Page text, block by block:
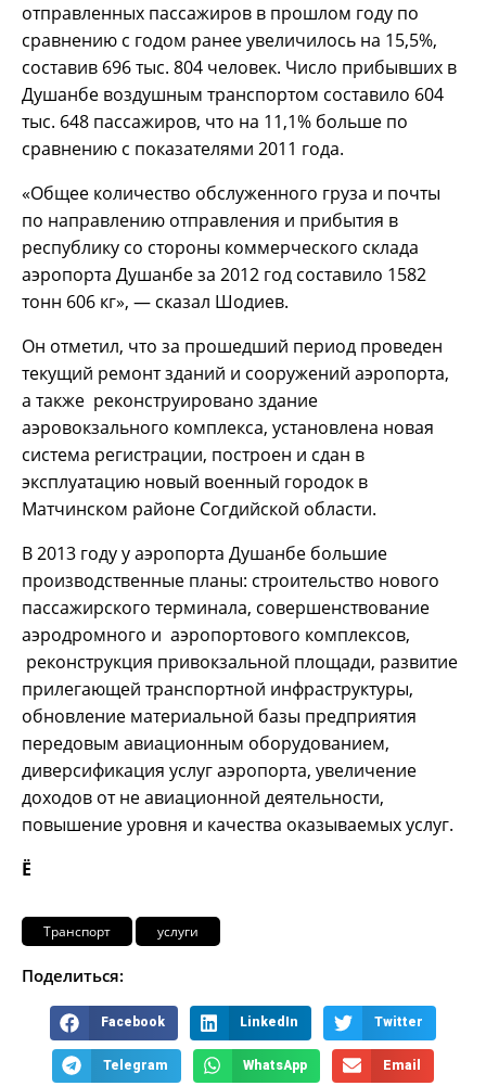
отправленных пассажиров в прошлом году по
сравнению с годом ранее увеличилось на 15,5%,
составив 696 тыс. 804 человек. Число прибывших в
Душанбе воздушным транспортом составило 604
тыс. 648 пассажиров, что на 11,1% больше по
сравнению с показателями 2011 года.
«Общее количество обслуженного груза и почты
по направлению отправления и прибытия в
республику со стороны коммерческого склада
аэропорта Душанбе за 2012 год составило 1582
тонн 606 кг», — сказал Шодиев.
Он отметил, что за прошедший период проведен
текущий ремонт зданий и сооружений аэропорта,
а также реконструировано здание
аэровокзального комплекса, установлена новая
система регистрации, построен и сдан в
эксплуатацию новый военный городок в
Матчинском районе Согдийской области.
В 2013 году у аэропорта Душанбе большие
производственные планы: строительство нового
пассажирского терминала, совершенствование
аэродромного и аэропортового комплексов,
реконструкция привокзальной площади, развитие
прилегающей транспортной инфраструктуры,
обновление материальной базы предприятия
передовым авиационным оборудованием,
диверсификация услуг аэропорта, увеличение
доходов от не авиационной деятельности,
повышение уровня и качества оказываемых услуг.
Ё
Транспорт услуги
Поделиться:
Facebook LinkedIn Twitter
Telegram WhatsApp Email